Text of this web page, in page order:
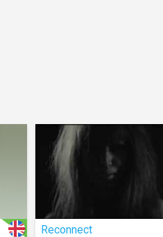
Reconnect